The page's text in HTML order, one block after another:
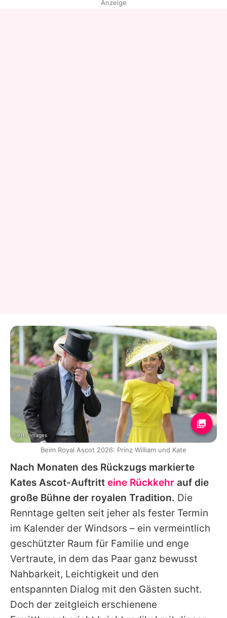
Nach Monaten des Rückzugs markierte
Kates Ascot-Auftritt eine Rückkehr auf die
große Bühne der royalen Tradition. Die
Renntage gelten seit jeher als fester Termin
im Kalender der Windsors – ein vermeintlich
geschützter Raum für Familie und enge
Vertraute, in dem das Paar ganz bewusst
Nahbarkeit, Leichtigkeit und den
entspannten Dialog mit den Gästen sucht.
Doch der zeitgleich erschienene
Anzeige
Getty Images
Beim Royal Ascot 2026: Prinz William und Kate